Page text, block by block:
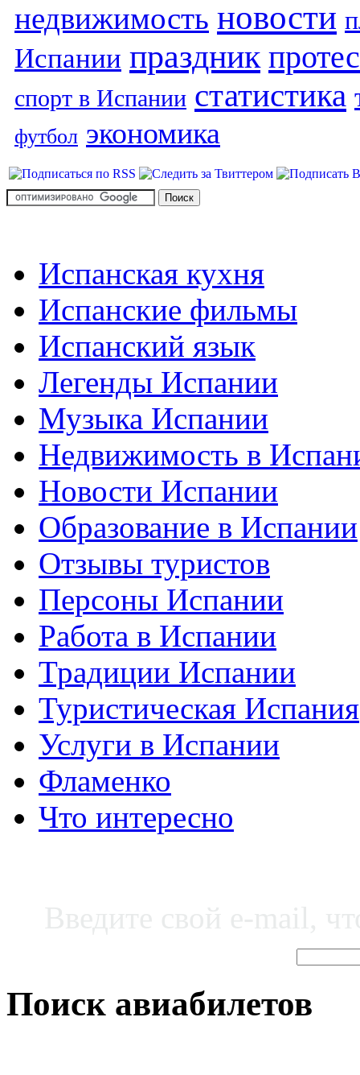
недвижимость новости
Испании праздник
спорт в Испании статистика
футбол экономика
Испанская кухня
Испанские фильмы
Испанский язык
Легенды Испании
Музыка Испании
Недвижимость в
Новости Испании
Образование в Испании
Отзывы туристов
Персоны Испании
Работа в Испании
Традиции Испании
Туристическая Испания
Услуги в Испании
Фламенко
Что интересно
Поиск авиабилетов